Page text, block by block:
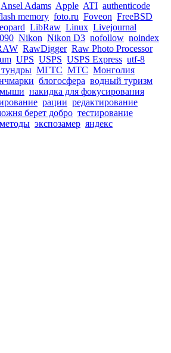
Ansel Adams Apple ATI authenticode
memory foto.ru Foveon FreeBSD
LibRaw Linux Livejournal
Nikon Nikon D3 nofollow noindex
RawDigger Raw Photo Processor
UPS USPS USPS Express utf-8
тундры МГТС МТС Монголия
блогосфера водный туризм
мыши накидка для фокусирования
рации редактирование
берет добро тестирование
экспозамер яндекс